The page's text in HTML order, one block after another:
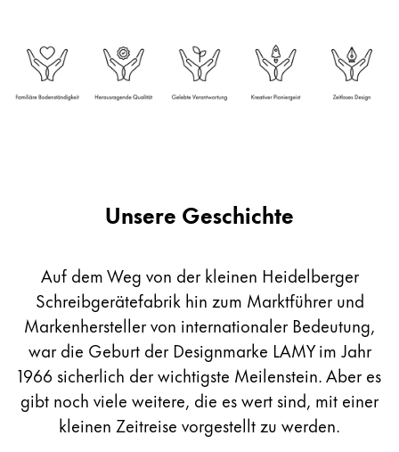
Unternehmen
Pioniergeist
LAMY School
Werbeartikel Shop
DE/AT
English
Taiwan
Cambodia
EnglishKhmer
Malaysia
English
Naher Osten
Diese Region enthält Länder mit den Sprachen,
Ozeanien
Registrieren
Registrieren
Unsere Geschichte
Auf dem Weg von der kleinen Heidelberger
Schreibgerätefabrik hin zum Marktführer und
Markenhersteller von internationaler Bedeutung,
war die Geburt der Designmarke LAMY im Jahr
1966 sicherlich der wichtigste Meilenstein. Aber es
gibt noch viele weitere, die es wert sind, mit einer
kleinen Zeitreise vorgestellt zu werden.